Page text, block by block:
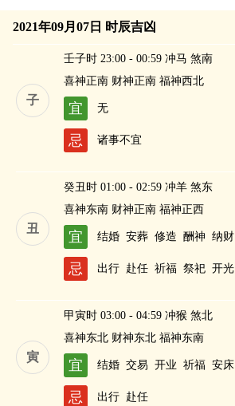
2021年09月07日 时辰吉凶
子
壬子时 23:00 - 00:59 冲马 煞南
喜神正南 财神正南 福神西北
宜 无
忌 诸事不宜
丑
癸丑时 01:00 - 02:59 冲羊 煞东
喜神东南 财神正南 福神正西
宜 结婚 安葬 修造 酬神 纳财
忌 出行 赴任 祈福 祭祀 开光
寅
甲寅时 03:00 - 04:59 冲猴 煞北
喜神东北 财神东北 福神东南
宜 结婚 交易 开业 祈福 安床
忌 出行 赴任